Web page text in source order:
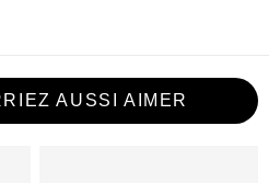
AUSSI AIMER